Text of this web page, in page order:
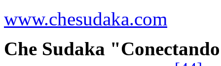
www.chesudaka.com
Che Sudaka